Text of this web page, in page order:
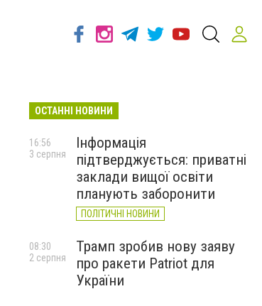
ОСТАННІ НОВИНИ
Інформація
підтверджується: приватні
заклади вищої освіти
планують заборонити
ПОЛІТИЧНІ НОВИНИ
16:56
3 серпня
Трамп зробив нову заяву
про ракети Patriot для
України
08:30
2 серпня